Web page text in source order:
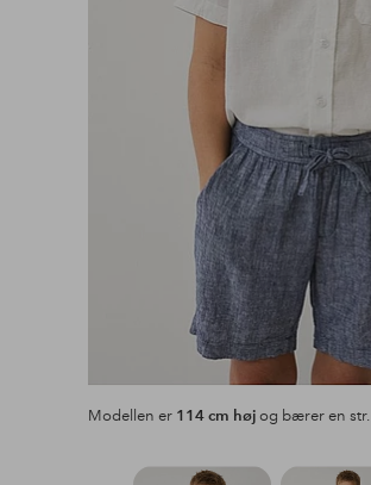
Modellen er 114 cm højog bærer en str.